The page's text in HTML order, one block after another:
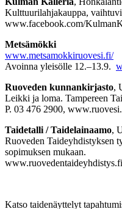
Kulttuurilahjakauppa,
www.facebook.com/
Metsämökki
www.metsamokkiruovesi.fi/
Avoinna yleisölle 12.–13.9.
Ruoveden kunnankirjasto,
Leikki ja loma. Tampereen
P. 03 476 2900,
Taidetalli / Taidelainaamo,
Ruoveden Taideyhdistyksen
sopimuksen mukaan.
www.ruovedentaideyhdistys.fi
Katso taidenäyttelyt